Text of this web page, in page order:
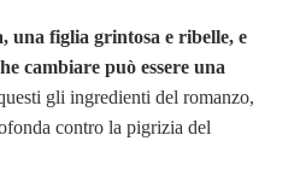
una figlia grintosa e ribelle, e
cambiare può essere una
gli ingredienti del romanzo,
contro la pigrizia del